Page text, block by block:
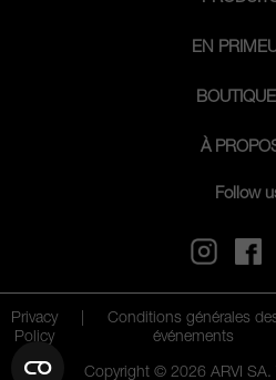
EN
À
Follow
Privacy
Policy
Conditions générales
événements
Copyright © 2026 ARVI SA.